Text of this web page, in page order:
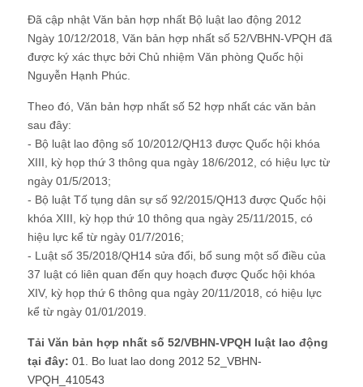
Đã cập nhật Văn bản hợp nhất Bộ luật lao động 2012
Ngày 10/12/2018, Văn bản hợp nhất số 52/VBHN-VPQH đã
được ký xác thực bởi Chủ nhiệm Văn phòng Quốc hội
Nguyễn Hạnh Phúc.
Theo đó, Văn bản hợp nhất số 52 hợp nhất các văn bản
sau đây:
- Bộ luật lao động số 10/2012/QH13 được Quốc hội khóa
XIII, kỳ họp thứ 3 thông qua ngày 18/6/2012, có hiệu lực từ
ngày 01/5/2013;
- Bộ luật Tố tụng dân sự số 92/2015/QH13 được Quốc hội
khóa XIII, kỳ họp thứ 10 thông qua ngày 25/11/2015, có
hiệu lực kể từ ngày 01/7/2016;
- Luật số 35/2018/QH14 sửa đổi, bổ sung một số điều của
37 luật có liên quan đến quy hoạch được Quốc hội khóa
XIV, kỳ họp thứ 6 thông qua ngày 20/11/2018, có hiệu lực
kể từ ngày 01/01/2019.
Tải Văn bản hợp nhất số 52/VBHN-VPQH luật lao động
tại đây: 01. Bo luat lao dong 2012 52_VBHN-
VPQH_410543